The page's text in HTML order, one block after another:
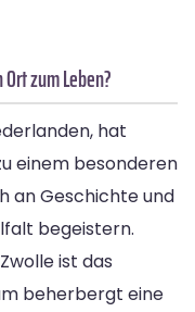
zum Leben?
hat
einem besonderen
an Geschichte und
begeistern.
ist das
beherbergt eine